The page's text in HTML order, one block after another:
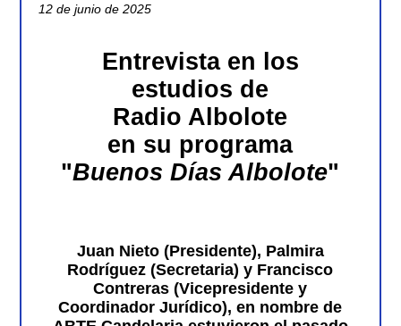
12 de junio de 2025
Entrevista en los
estudios de
Radio Albolote
en su programa
"Buenos Días Albolote"
Juan Nieto (Presidente), Palmira
Rodríguez (Secretaria) y Francisco
Contreras (Vicepresidente y
Coordinador Jurídico), en nombre de